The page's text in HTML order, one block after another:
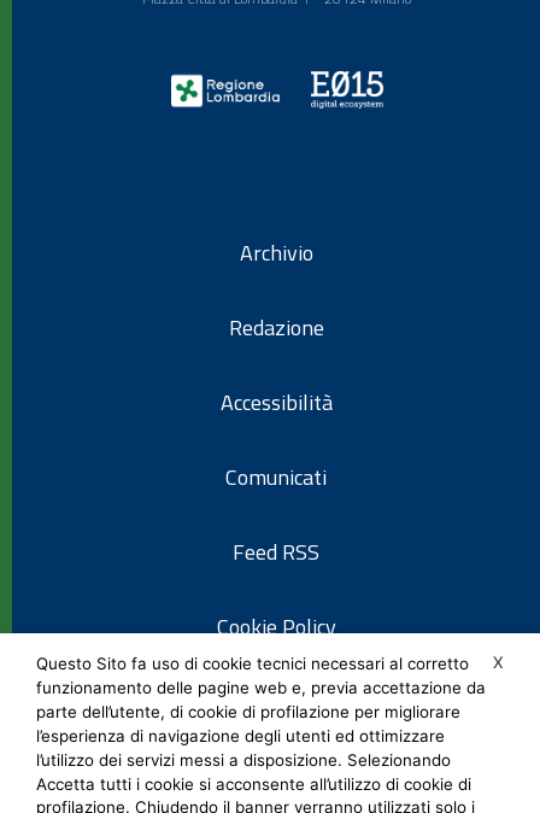
Archivio
Redazione
Accessibilità
Comunicati
Feed RSS
Cookie Policy
Informativa privacy
Note legali
X
Questo Sito fa uso di cookie tecnici necessari al corretto
funzionamento delle pagine web e, previa accettazione da
parte dell’utente, di cookie di profilazione per migliorare
l’esperienza di navigazione degli utenti ed ottimizzare
l’utilizzo dei servizi messi a disposizione. Selezionando
Accetta tutti i cookie si acconsente all’utilizzo di cookie di
profilazione. Chiudendo il banner verranno utilizzati solo i